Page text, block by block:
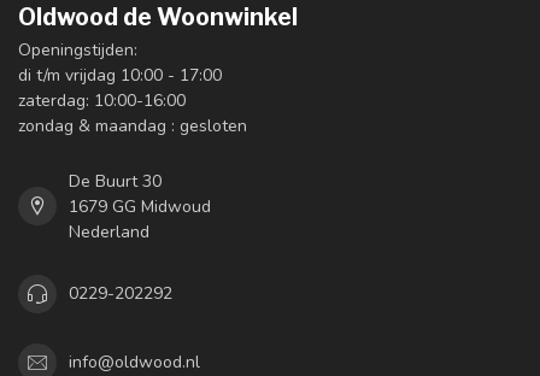
Oldwood de Woonwinkel
Openingstijden:
di t/m vrijdag 10:00 - 17:00
zaterdag: 10:00-16:00
zondag & maandag : gesloten
De Buurt 30
1679 GG Midwoud
Nederland
0229-202292
info@oldwood.nl